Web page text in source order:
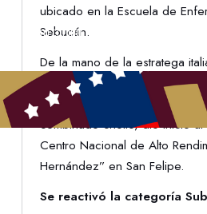
PROTECCIÓN DE LA INFANCIA
ubicado en la Escuela de
Sebucán.
De la mano de la estratega
jugadoras trabajaron por un
Es importante recordar que,
combinado criollo, dio inicio
Centro Nacional de Alto
Hernández” en San Felipe.
Se reactivó la categoría